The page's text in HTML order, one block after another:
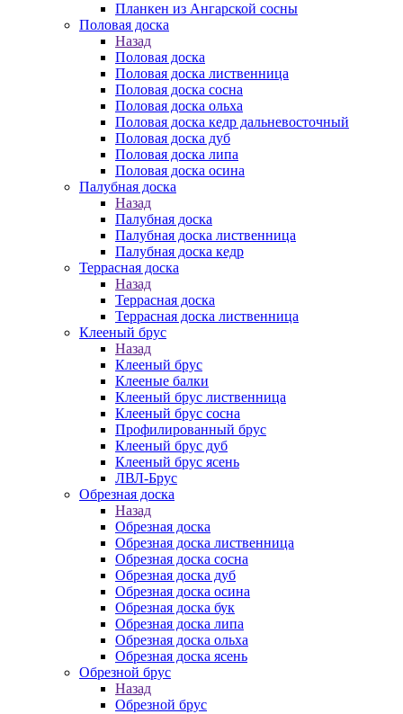
Планкен из Ангарской сосны
Половая доска
Назад
Половая доска
Половая доска лиственница
Половая доска сосна
Половая доска ольха
Половая доска кедр дальневосточный
Половая доска дуб
Половая доска липа
Половая доска осина
Палубная доска
Назад
Палубная доска
Палубная доска лиственница
Палубная доска кедр
Террасная доска
Назад
Террасная доска
Террасная доска лиственница
Клееный брус
Назад
Клееный брус
Клееные балки
Клееный брус лиственница
Клееный брус сосна
Профилированный брус
Клееный брус дуб
Клееный брус ясень
ЛВЛ-Брус
Обрезная доска
Назад
Обрезная доска
Обрезная доска лиственница
Обрезная доска сосна
Обрезная доска дуб
Обрезная доска осина
Обрезная доска бук
Обрезная доска липа
Обрезная доска ольха
Обрезная доска ясень
Обрезной брус
Назад
Обрезной брус